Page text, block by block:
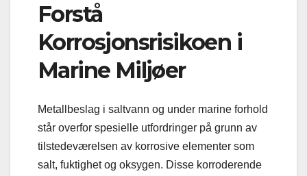
Forstå
Korrosjonsrisikoen i
Marine Miljøer
Metallbeslag i saltvann og under marine forhold
står overfor spesielle utfordringer på grunn av
tilstedeværelsen av korrosive elementer som
salt, fuktighet og oksygen. Disse korroderende